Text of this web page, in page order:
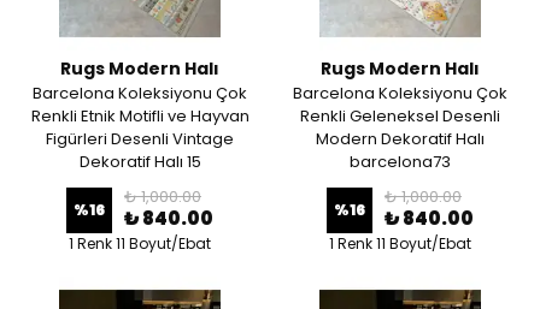
Rugs Modern Halı
Barcelona Koleksiyonu Çok
Renkli Etnik Motifli ve Hayvan
Figürleri Desenli Vintage
Dekoratif Halı 15
%16
₺ 1,000.00
₺ 840.00
1 Renk 11 Boyut/Ebat
Rugs Modern Halı
Barcelona Koleksiyonu Çok
Renkli Geleneksel Desenli
Modern Dekoratif Halı
barcelona73
%16
₺ 1,000.00
₺ 840.00
1 Renk 11 Boyut/Ebat